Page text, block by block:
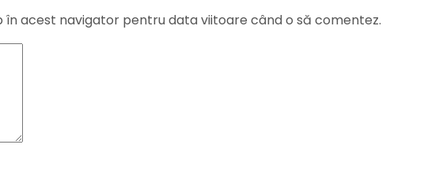
în acest navigator pentru data viitoare când o să comentez.